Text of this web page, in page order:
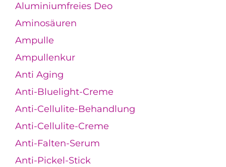
Aluminiumfreies Deo
Aminosäuren
Ampulle
Ampullenkur
Anti Aging
Anti-Bluelight-Creme
Anti-Cellulite-Behandlung
Anti-Cellulite-Creme
Anti-Falten-Serum
Anti-Pickel-Stick